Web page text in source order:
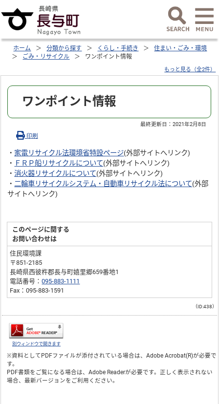
ホーム 分類から探す くらし・手続き
住まい・ごみ・環境
ごみ・リサイクル
ワンポイント情報
もっと見る（全2件）
ワンポイント情報
最終更新日：2021年2月8日
印刷
・ 家電リサイクル法環境省特設ページ(外部サイトへリンク)
・ ＦＲＰ船リサイクルについて(外部サイトへリンク)
・消火器リサイクルについて(外部サイトへリンク)
・二輪車リサイクルシステム・自動車リサイクル法について(外部
サイトへリンク)
このページに関する
お問い合わせは
住民環境課
〒851-2185
長崎県西彼杵郡長与町嬉里郷659番地1
電話番号：095-883-1111
Fax：095-883-1591
（ID:438）
別ウィンドウで開きます
※資料としてPDFファイルが添付されている場合は、Adobe Acrobat(R)が必要で
す。
PDF書類をご覧になる場合は、Adobe Readerが必要です。正しく表示されない
場合、最新バージョンをご利用ください。